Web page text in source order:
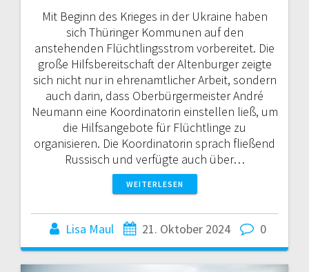
Mit Beginn des Krieges in der Ukraine haben
sich Thüringer Kommunen auf den
anstehenden Flüchtlingsstrom vorbereitet. Die
große Hilfsbereitschaft der Altenburger zeigte
sich nicht nur in ehrenamtlicher Arbeit, sondern
auch darin, dass Oberbürgermeister André
Neumann eine Koordinatorin einstellen ließ, um
die Hilfsangebote für Flüchtlinge zu
organisieren. Die Koordinatorin sprach fließend
Russisch und verfügte auch über…
WEITERLESEN
Lisa Maul 21. Oktober 2024 0